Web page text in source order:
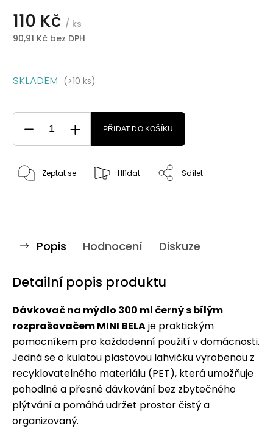
110 Kč / ks
90,91 Kč bez DPH
SKLADEM (>10 ks)
PŘIDAT DO KOŠÍKU
Zeptat se Hlídat Sdílet
Popis Hodnocení Diskuze
Detailní popis produktu
Dávkovač na mýdlo 300 ml černý s bílým
rozprašovačem MINI BELAje praktickým
pomocníkem pro každodenní použití v domácnosti.
Jedná se o kulatou plastovou lahvičku vyrobenou z
recyklovatelného materiálu (PET), která umožňuje
pohodlné a přesné dávkování bez zbytečného
plýtvání a pomáhá udržet prostor čistý a
organizovaný.